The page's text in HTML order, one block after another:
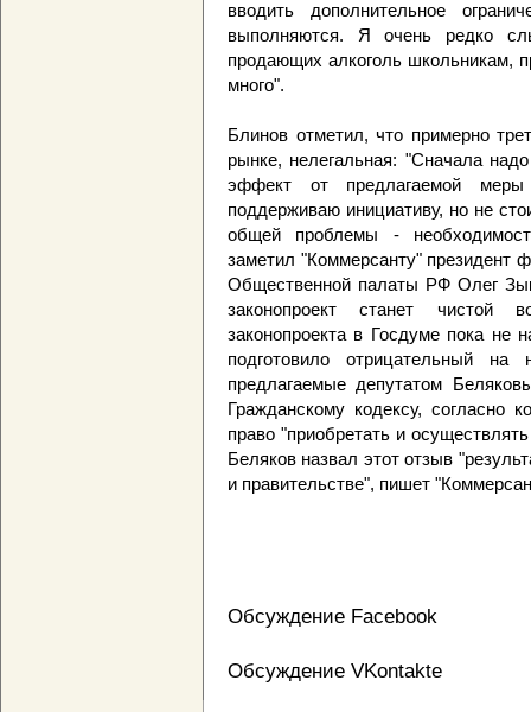
вводить дополнительное
выполняются. Я очень редко
продающих алкоголь школьникам,
много".
Блинов отметил, что примерно
рынке, нелегальная: "Сначала
эффект от предлагаемой
поддерживаю инициативу, но не
общей проблемы -
заметил "Коммерсанту" президент
Общественной палаты РФ Олег
законопроект станет чистой
законопроекта в Госдуме пока не
подготовило отрицательный
предлагаемые депутатом
Гражданскому кодексу, согласно
право "приобретать и
Беляков назвал этот отзыв
и правительстве", пишет
Обсуждение Facebook
Обсуждение VKontakte